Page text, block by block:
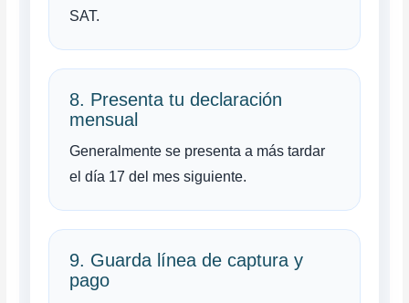
SAT.
8. Presenta tu declaración
mensual
Generalmente se presenta a más tardar
el día 17 del mes siguiente.
9. Guarda línea de captura y
pago